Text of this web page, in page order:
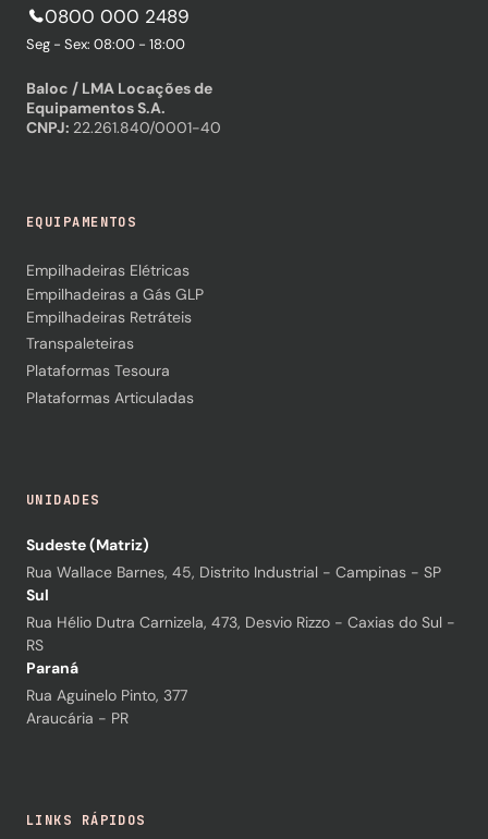
0800 000 2489
Seg - Sex: 08:00 - 18:00
Baloc / LMA Locações de
Equipamentos S.A.
CNPJ: 22.261.840/0001-40
EQUIPAMENTOS
Empilhadeiras Elétricas
Empilhadeiras a Gás GLP
Empilhadeiras Retráteis
Transpaleteiras
Plataformas Tesoura
Plataformas Articuladas
UNIDADES
Sudeste (Matriz)
Rua Wallace Barnes, 45, Distrito Industrial - Campinas - SP
Sul
Rua Hélio Dutra Carnizela, 473, Desvio Rizzo - Caxias do Sul -
RS
Paraná
Rua Aguinelo Pinto, 377
Araucária - PR
LINKS RÁPIDOS